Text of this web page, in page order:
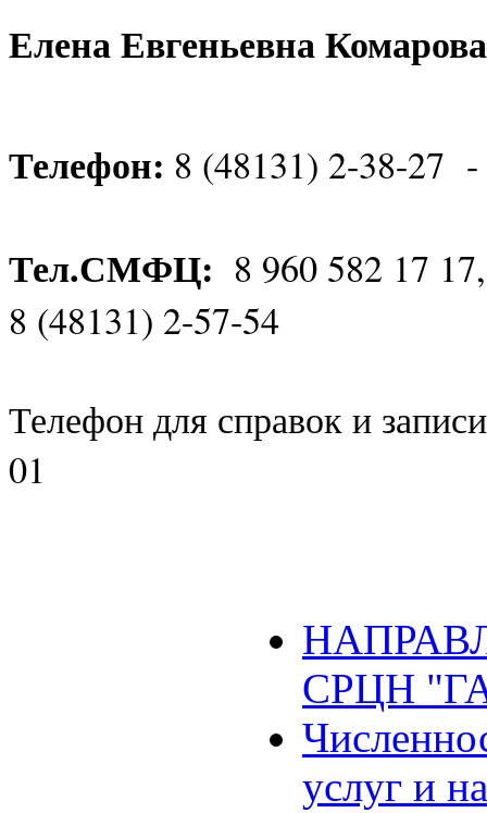
Елена Евгеньевна Комарова
Телефон: 8 (48131) 2-38-27 -
Тел.СМФЦ: 8 960 582 17
8 (48131) 2-57-54
Телефон для справок и
01
СРЦН
услуг и